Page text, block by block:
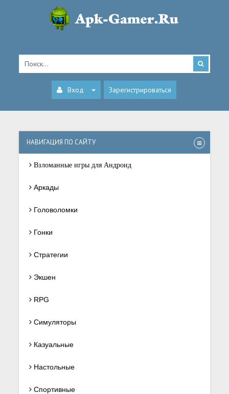
Вход Зарегистрироваться
НАВИГАЦИЯ ПО САЙТУ
Взломанные игры для Андроид
Аркады
Головоломки
Гонки
Стратегии
Экшен
RPG
Симуляторы
Казуальные
Настольные
Спортивные